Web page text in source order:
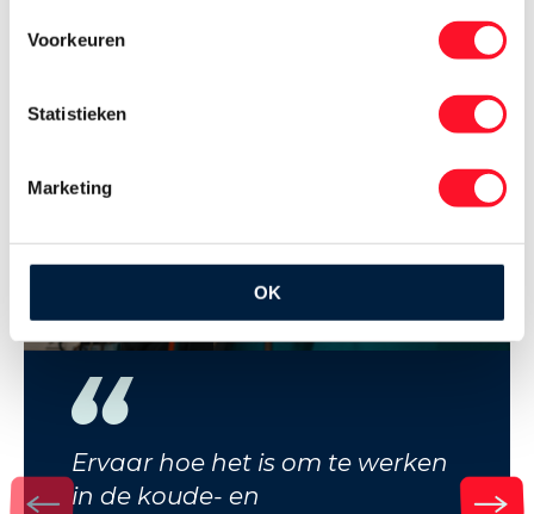
Voorkeuren
Statistieken
Marketing
OK
Ervaar hoe het is om te werken
in de koude- en